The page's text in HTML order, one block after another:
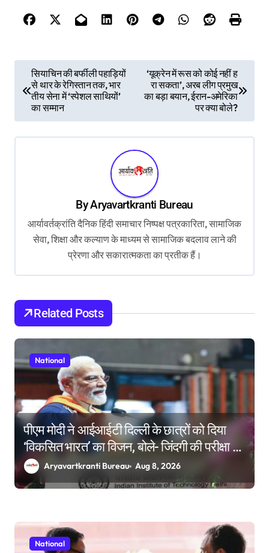
o
n
सियाचिन की बर्फीली पहाड़ियों
से थार के रेगिस्तान तक, भार
तीय सेना में ‘स्पेशल साथियों’
का सम्मान
‘यूक्रेन में रूस को कोई नहीं ह
रा सकता’, अरब लीग प्रमुख
का बड़ा बयान, ईरान-अमेरिका
पर क्या बोले?
ByAryavartkranti Bureau
आर्यावर्तक्रांति दैनिक हिंदी समाचार निष्पक्ष पत्रकारिता, सामाजिक
सेवा, शिक्षा और कल्याण के माध्यम से सामाजिक बदलाव लाने की
प्रेरणा और सकारात्मकता का प्रतीक हैं।
Related Posts
National
पीएम मोदी ने आईआईटी दिल्ली के छात्रों को दिया
‘विकसित भारत’ का विजन, बोले- जिंदगी की परीक्षा में
सब कुछ आउट ऑफ सिलेबस होता है
Aryavartkranti Bureau Aug 8, 2026
National